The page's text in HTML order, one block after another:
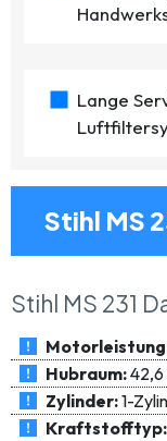
Lange
Stihl MS
Stihl MS 231
Hubraum:42,6
Zylinder:1-
Kraftstofftyp: